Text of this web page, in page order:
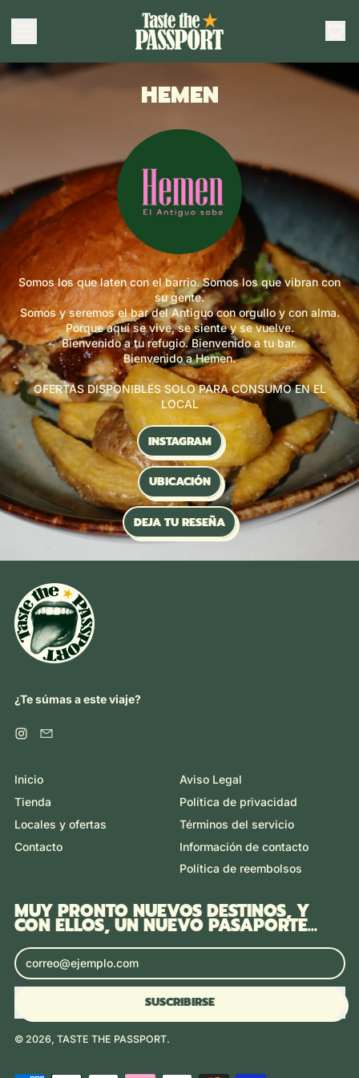
HEMEN
Somos los que laten con el barrio. Somos los que vibran con
su gente.
Somos y seremos el bar del Antiguo con orgullo y con alma.
Porque aquí se vive, se siente y se vuelve.
Bienvenido a tu refugio. Bienvenido a tu bar.
Bienvenido a Hemen.
OFERTAS DISPONIBLES SOLO PARA CONSUMO EN EL
LOCAL
INSTAGRAM
UBICACIÓN
DEJA TU RESEÑA
¿Te súmas a este viaje?
Instagram
Email
Inicio
Tienda
Locales y ofertas
Contacto
Aviso Legal
Política de privacidad
Términos del servicio
Información de contacto
Política de reembolsos
MUY PRONTO NUEVOS DESTINOS, Y
CON ELLOS, UN NUEVO PASAPORTE...
Dirección de correo electrónico
SUSCRIBIRSE
© 2026, TASTE THE PASSPORT.